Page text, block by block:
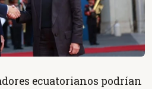
ecuatorianos podrían